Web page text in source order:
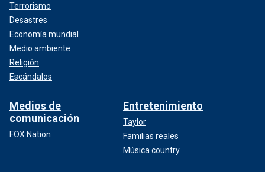
Terrorismo
Desastres
Economía mundial
Medio ambiente
Religión
Escándalos
Medios de
comunicación
FOX Nation
Entretenimiento
Taylor
Familias reales
Música country